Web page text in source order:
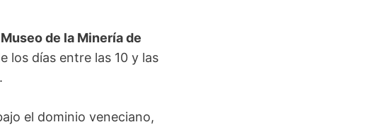
Museo de la Minería de
los días entre las 10 y las
el dominio veneciano,